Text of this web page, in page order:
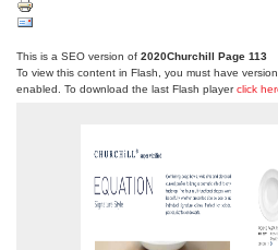
This is a SEO version of 2020Churchill Page 113
To view this content in Flash, you must have
enabled. To download the last Flash playerclick